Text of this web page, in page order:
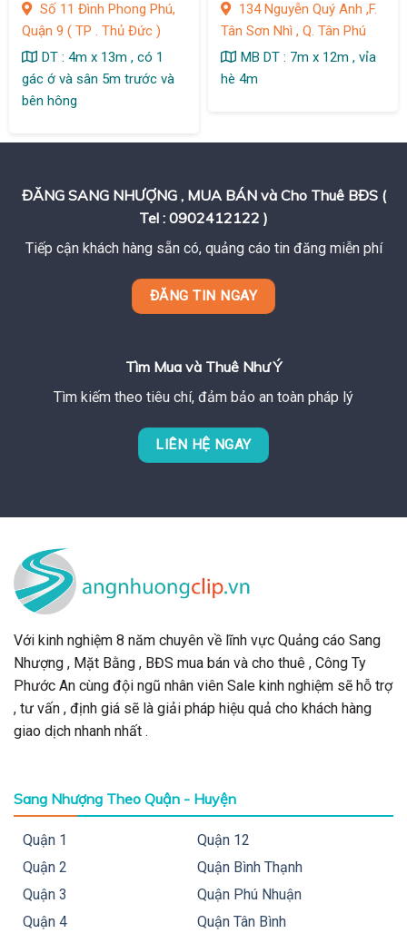
Số 11 Đình Phong Phú,
Quận 9 ( TP . Thủ Đức )
DT : 4m x 13m , có 1
gác ớ và sân 5m trước và
bên hông
134 Nguyễn Quý Anh ,F.
Tân Sơn Nhì , Q. Tân Phú
MB DT : 7m x 12m , vỉa
hè 4m
ĐĂNG SANG NHƯỢNG , MUA BÁN và Cho Thuê BĐS (
Tel : 0902412122 )
Tiếp cận khách hàng sẵn có, quảng cáo tin đăng miễn phí
ĐĂNG TIN NGAY
Tìm Mua và Thuê Như Ý
Tìm kiếm theo tiêu chí, đảm bảo an toàn pháp lý
LIÊN HỆ NGAY
Với kinh nghiệm 8 năm chuyên về lĩnh vực Quảng cáo Sang
Nhượng , Mặt Bằng , BĐS mua bán và cho thuê , Công Ty
Phước An cùng đội ngũ nhân viên Sale kinh nghiệm sẽ hỗ trợ
, tư vấn , định giá sẽ là giải pháp hiệu quả cho khách hàng
giao dịch nhanh nhất .
Sang Nhượng Theo Quận - Huyện
Quận 1
Quận 2
Quận 3
Quận 4
Quận 12
Quận Bình Thạnh
Quận Phú Nhuận
Quận Tân Bình